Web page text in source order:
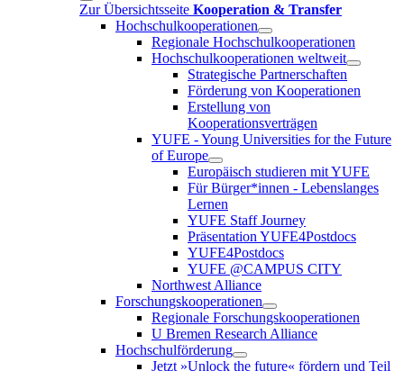
Zur Übersichtsseite Kooperation & Transfer
Hochschulkooperationen
Regionale Hochschulkooperationen
Hochschulkooperationen weltweit
Strategische Partnerschaften
Förderung von Kooperationen
Erstellung von
Kooperationsverträgen
YUFE - Young Universities for the Future
of Europe
Europäisch studieren mit YUFE
Für Bürger*innen - Lebenslanges
Lernen
YUFE Staff Journey
Präsentation YUFE4Postdocs
YUFE4Postdocs
YUFE @CAMPUS CITY
Northwest Alliance
Forschungskooperationen
Regionale Forschungskooperationen
U Bremen Research Alliance
Hochschulförderung
Jetzt »Unlock the future« fördern und Teil